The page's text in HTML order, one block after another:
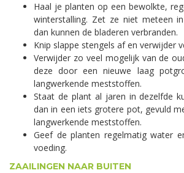
Haal je planten op een bewolkte,
winterstalling. Zet ze niet meteen
dan kunnen de bladeren verbranden.
Knip slappe stengels af en verwijder
Verwijder zo veel mogelijk van de
deze door een nieuwe laag
langwerkende meststoffen.
Staat de plant al jaren in dezelfde
dan in een iets grotere pot, gevuld
langwerkende meststoffen.
Geef de planten regelmatig water
voeding.
ZAAILINGEN NAAR BUITEN